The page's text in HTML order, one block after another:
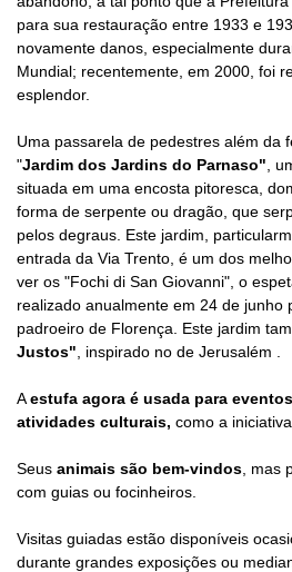
para sua restauração entre 1933 e
novamente danos, especialmente
Mundial; recentemente, em 2000, foi
esplendor.
Uma passarela de pedestres além da
"Jardim dos Jardins do Parnaso" ,
situada em uma encosta pitoresca,
forma de serpente ou dragão, que
pelos degraus. Este jardim,
entrada da Via Trento, é um dos
ver os "Fochi di San Giovanni", o
realizado anualmente em 24 de junho
padroeiro de Florença. Este jardim
Justos" , inspirado no de Jerusalém .
Aestufa agora é usada para
atividades culturais, como a
Seus animais são bem-vindos , mas
com guias ou focinheiros.
Visitas guiadas estão disponíveis
durante grandes exposições ou